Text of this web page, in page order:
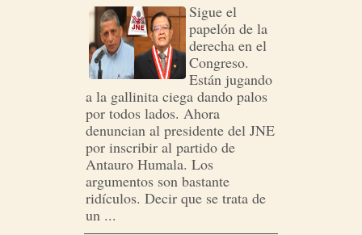
Sigue el
papelón de la
derecha en el
Congreso.
Están jugando
a la gallinita ciega dando palos
por todos lados. Ahora
denuncian al presidente del JNE
por inscribir al partido de
Antauro Humala. Los
argumentos son bastante
ridículos. Decir que se trata de
un ...